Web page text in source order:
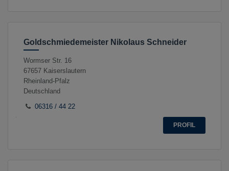
Goldschmiedemeister Nikolaus Schneider
Wormser Str. 16
67657 Kaiserslautern
Rheinland-Pfalz
Deutschland
06316 / 44 22
PROFIL